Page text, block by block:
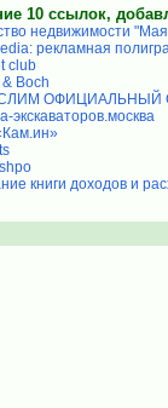
10 ссылок,
недвижимости
рекламная
club
Boch
ОФИЦИАЛЬНЫЙ
экскаваторов.москва
книги доходов и